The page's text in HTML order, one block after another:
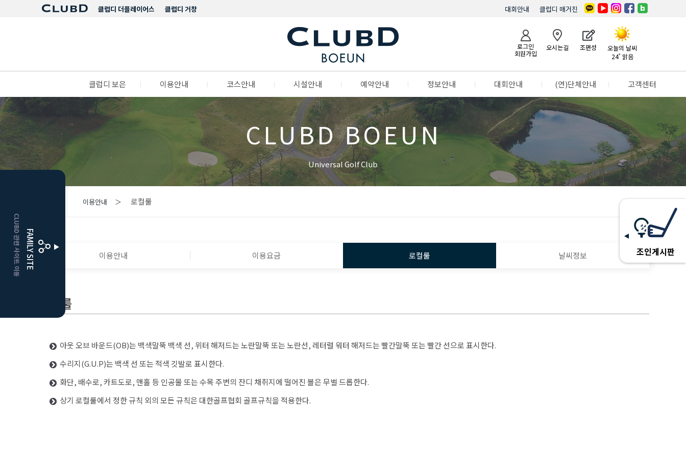
클럽디 거창
클럽디 더플레이어스 클럽디 매거진
대회안내
로그인
회원가입
오시는길 조편성
오늘의 날씨
24˚ 맑음
클럽디 보은 이용안내 코스안내 시설안내 예약안내 정보안내 대회안내 (연)단체안내 고객센터
CLUBD BOEUN
Universal Golf Club
FAMILY SITE
CLUBD 관련 사이트 이동
클럽디더플레이어스 조인게시판
이용안내 ＞ 로컬룰
이용안내 이용요금 로컬룰 날씨정보
로컬룰
아웃 오브 바운드(OB)는 백색말뚝 백색 선, 위터 해저드는 노란말뚝 또는 노란선, 레터럴 워터 해저드는 빨간말뚝 또는 빨간 선으로 표시한다.
수리지(G.U.P)는 백색 선 또는 적색 깃발로 표시한다.
화단, 배수로, 카트도로, 맨홀 등 인공물 또는 수목 주변의 잔디 채취지에 떨어진 볼은 무벌 드롭한다.
상기 로컬룰에서 정한 규칙 외의 모든 규칙은 대한골프협회 골프규칙을 적용한다.